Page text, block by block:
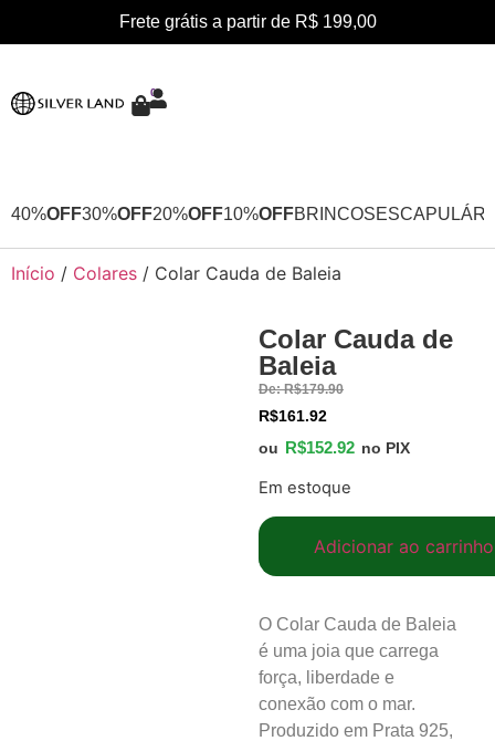
Frete grátis a partir de R$ 199,00
0
40%OFF30%OFF20%OFF10%OFFBRINCOS
Início / Colares / Colar Cauda de Baleia
Colar Cauda de
Baleia
De:R$179.90
R$161.92
ou R$152.92 no PIX
Em estoque
Adicionar ao carrinho
O Colar Cauda de Baleia
é uma joia que carrega
força, liberdade e
conexão com o mar.
Produzido em Prata 925,